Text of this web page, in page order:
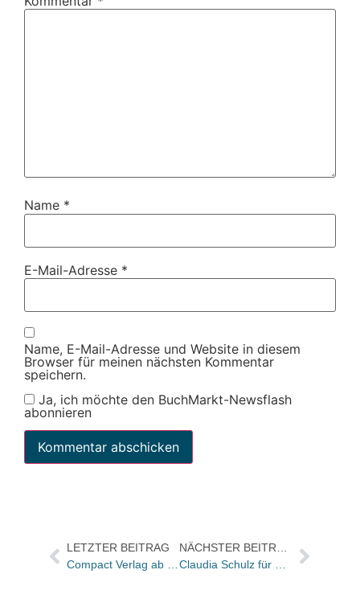
Name *
E-Mail-Adresse *
Name, E-Mail-Adresse und Website in diesem
Browser für meinen nächsten Kommentar
speichern.
Ja, ich möchte den BuchMarkt-Newsflash
abonnieren
LETZTER BEITRAG
Compact Verlag ab sofort bei Sigloch
NÄCHSTER BEITRAG
Claudia Schulz für Mediakontakt Laumer in Berlin unterwegs